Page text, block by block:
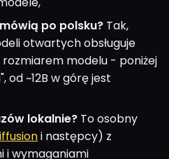
po polsku? Tak,
otwartych obsługuje
rozmiarem modelu - poniżej
od ~12B w górę jest
lokalnie? To osobny
i następcy) z
i wymaganiami